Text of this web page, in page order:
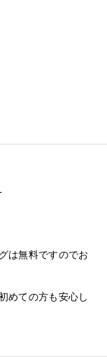
は無料ですのでお
めての方も安心し